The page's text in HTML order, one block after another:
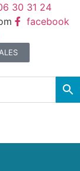
30 31 24
facebook